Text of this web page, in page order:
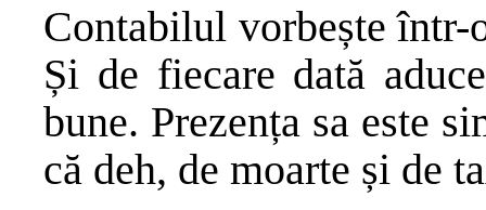
Contabilul vorbește
Și de fiecare dată
bune. Prezența sa este
că deh, de moarte și de